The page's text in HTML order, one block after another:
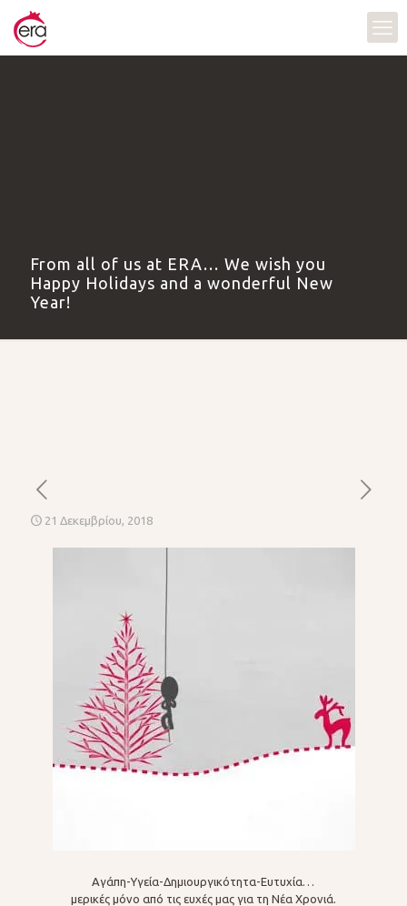
From all of us at ERA… We wish you
Happy Holidays and a wonderful New
Year!
21 Δεκεμβρίου, 2018
Αγάπη-Υγεία-Δημιουργικότητα-Ευτυχία…
μερικές μόνο από τις ευχές μας για τη Νέα Χρονιά.